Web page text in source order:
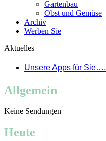
Gartenbau
Obst und Gemüse
Archiv
Werben Sie
Aktuelles
Unsere Apps für Sie….
Allgemein
Keine Sendungen
Heute